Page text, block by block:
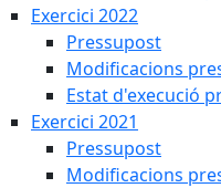
Exercici 2022
Pressupost
Modificacions
Estat d'execució
Exercici 2021
Pressupost
Modificacions